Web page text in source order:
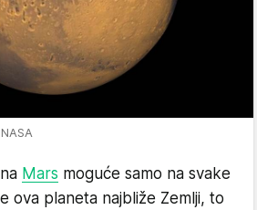
Mars moguće samo na svake
ova planeta najbliže Zemlji, to